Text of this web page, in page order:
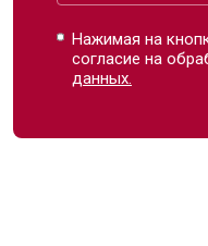
Нажимая на
согласие на
данных.